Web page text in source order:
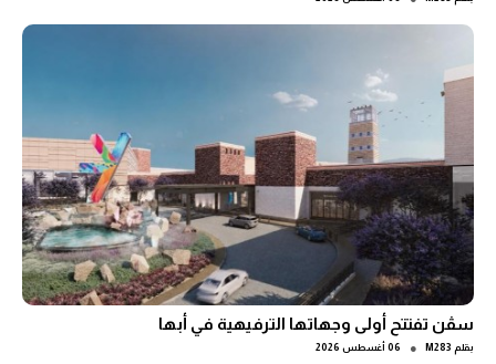
سڤن تفتتح أولى وجهاتها الترفيهية في أبها
بقلم M283
● 06 أغسطس 2026